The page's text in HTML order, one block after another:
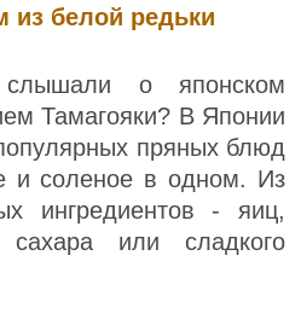
из белой редьки
слышали о японском
Тамагояки? В Японии
пряных блюд
и соленое в одном. Из
ингредиентов - яиц,
или сладкого